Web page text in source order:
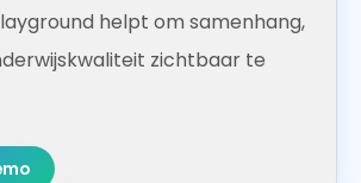
helpt om samenhang,
zichtbaar te